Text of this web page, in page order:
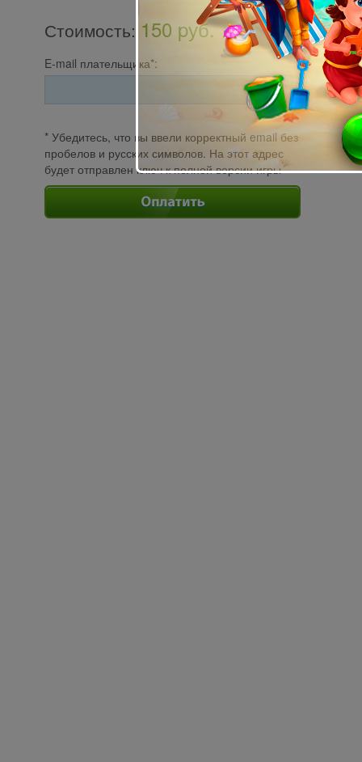
Стоимость: 150 pуб.
E-mail плательщика*:
* Убедитесь, что вы ввели корректный email без
пробелов и русских символов. На этот адрес
будет отправлен ключ к полной версии игры